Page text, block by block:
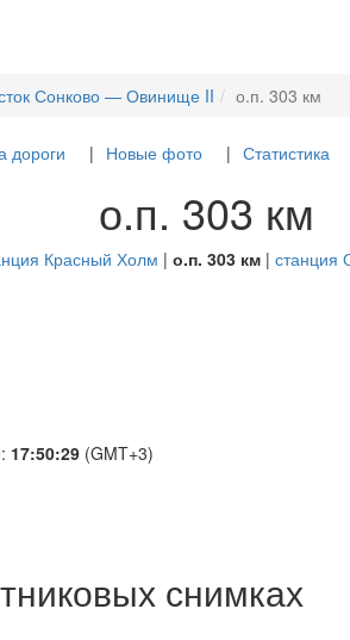
Сонково — Овинище II о.п. 303 км
дороги Новые фото Статистика
о.п. 303 км
Красный Холм | о.п. 303 км| станция
17:50:29 (GMT+3)
снимках